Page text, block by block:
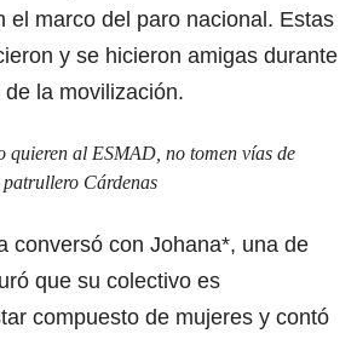
el marco del paro nacional. Estas
y se hicieron amigas durante
la movilización.
quieren al ESMAD, no tomen vías de
Cárdenas
conversó con Johana*, una de
que su colectivo es
compuesto de mujeres y contó